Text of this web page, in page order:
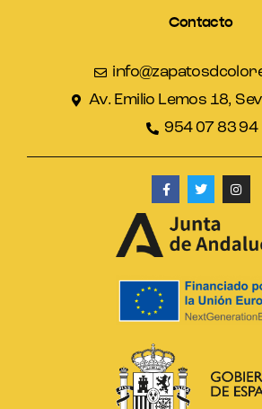
Contacto
Av. Emilio Lemos 18,
954 07 83 94